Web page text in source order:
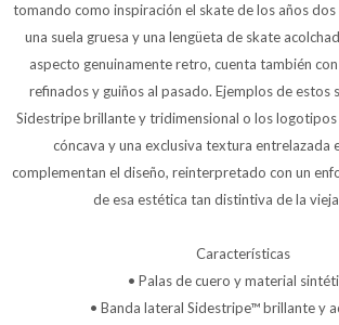
tomando como inspiración el skate de los años dos
una suela gruesa y una lengüeta de skate
aspecto genuinamente retro, cuenta también
refinados y guiños al pasado. Ejemplos de estos
Sidestripe brillante y tridimensional o los logotipos
cóncava y una exclusiva textura entrelazada
complementan el diseño, reinterpretado con un
de esa estética tan distintiva de la vieja
Características
• Palas de cuero y material
• Banda lateral Sidestripe™ brillante y